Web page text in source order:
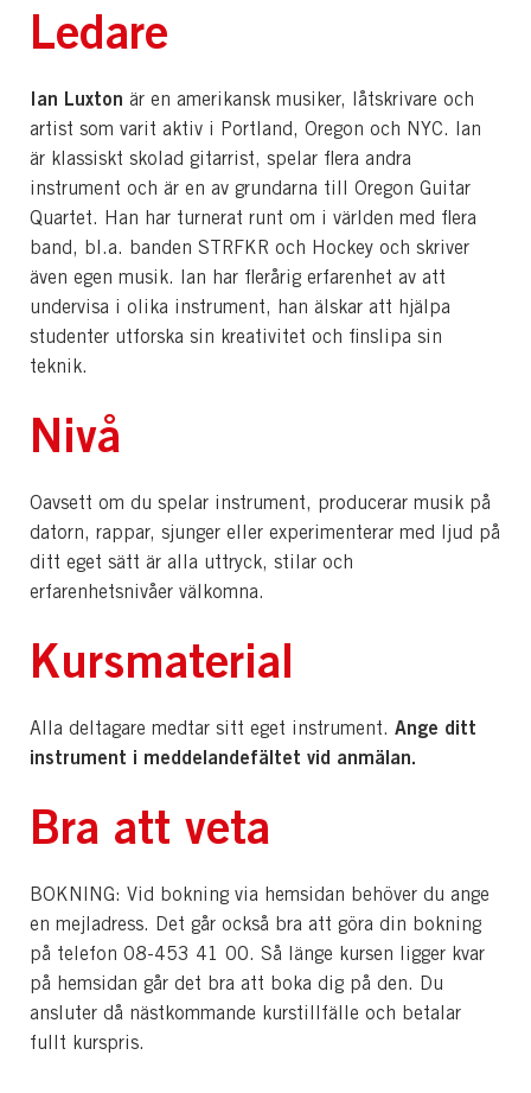
Ledare
Ian Luxton är en amerikansk musiker, låtskrivare och
artist som varit aktiv i Portland, Oregon och NYC. Ian
är klassiskt skolad gitarrist, spelar flera andra
instrument och är en av grundarna till Oregon Guitar
Quartet. Han har turnerat runt om i världen med flera
band, bl.a. banden STRFKR och Hockey och skriver
även egen musik. Ian har flerårig erfarenhet av att
undervisa i olika instrument, han älskar att hjälpa
studenter utforska sin kreativitet och finslipa sin
teknik.
Nivå
Oavsett om du spelar instrument, producerar musik på
datorn, rappar, sjunger eller experimenterar med ljud på
ditt eget sätt är alla uttryck, stilar och
erfarenhetsnivåer välkomna.
Kursmaterial
Alla deltagare medtar sitt eget instrument. Ange ditt
instrument i meddelandefältet vid anmälan.
Bra att veta
BOKNING: Vid bokning via hemsidan behöver du ange
en mejladress. Det går också bra att göra din bokning
på telefon 08-453 41 00. Så länge kursen ligger kvar
på hemsidan går det bra att boka dig på den. Du
ansluter då nästkommande kurstillfälle och betalar
fullt kurspris.